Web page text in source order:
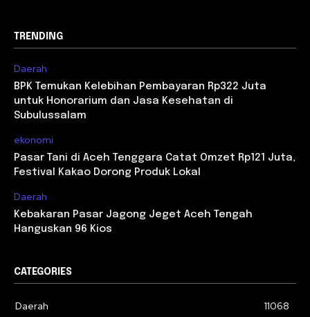
TRENDING
Daerah
BPK Temukan Kelebihan Pembayaran Rp322 Juta
untuk Honorarium dan Jasa Kesehatan di
Subulussalam
ekonomi
Pasar Tani di Aceh Tenggara Catat Omzet Rp121 Juta,
Festival Kakao Dorong Produk Lokal
Daerah
Kebakaran Pasar Jagong Jeget Aceh Tengah
Hanguskan 96 Kios
CATEGORIES
Daerah 11068